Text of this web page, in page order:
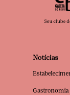
Seu clube
Notícias
Gastronomia